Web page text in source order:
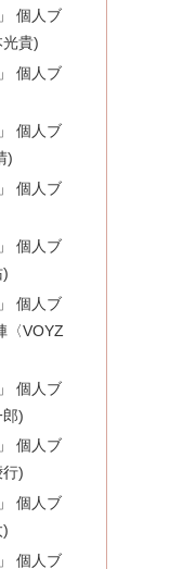
個人ブ
貴)
個人ブ
個人ブ
)
個人ブ
個人ブ
)
個人ブ
〈VOYZ
個人ブ
)
個人ブ
)
個人ブ
)
個人ブ